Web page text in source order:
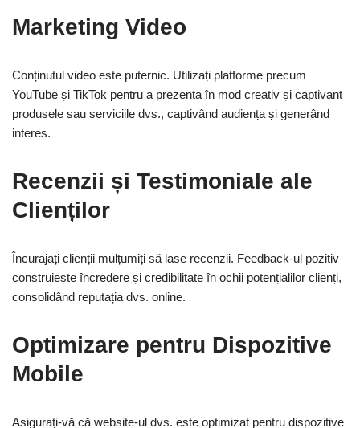
Marketing Video
Conținutul video este puternic. Utilizați platforme precum
YouTube și TikTok pentru a prezenta în mod creativ și captivant
produsele sau serviciile dvs., captivând audiența și generând
interes.
Recenzii și Testimoniale ale
Clienților
Încurajați clienții mulțumiți să lase recenzii. Feedback-ul pozitiv
construiește încredere și credibilitate în ochii potențialilor clienți,
consolidând reputația dvs. online.
Optimizare pentru Dispozitive
Mobile
Asigurați-vă că website-ul dvs. este optimizat pentru dispozitive